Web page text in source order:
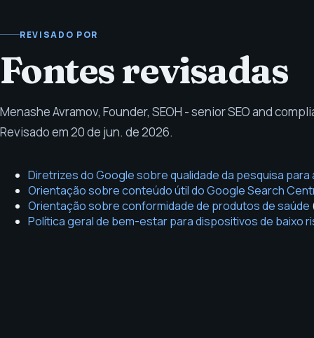
REVISADO POR
Fontes revisadas
Menashe Avramov, Founder, SEOH - senior SEO and
Revisado em20 de jun. de 2026.
Diretrizes do Google sobre qualidade da pesquisa para
Orientação sobre conteúdo útil do Google Search
Orientação sobre conformidade de produtos de saúde
Política geral de bem-estar para dispositivos de baixo